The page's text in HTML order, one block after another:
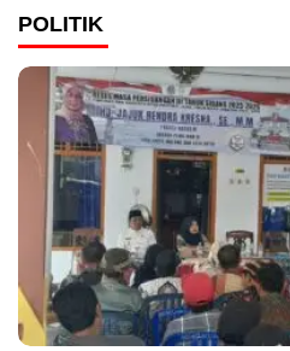
POLITIK